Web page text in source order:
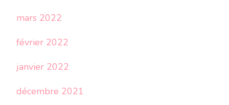
mars 2022
février 2022
janvier 2022
décembre 2021